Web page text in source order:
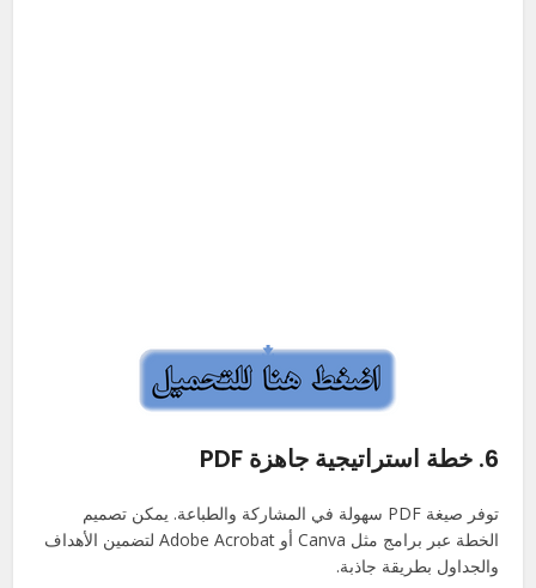
6. خطة استراتيجية جاهزة PDF
توفر صيغة PDF سهولة في المشاركة والطباعة. يمكن تصميم
الخطة عبر برامج مثل Canva أو Adobe Acrobat لتضمين الأهداف
والجداول بطريقة جاذبة.